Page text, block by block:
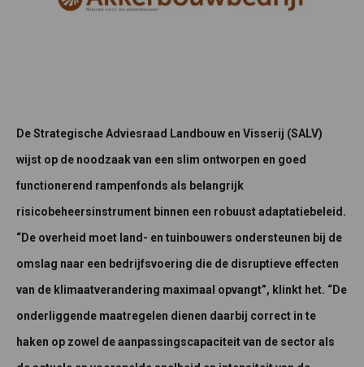
De Strategische Adviesraad Landbouw en Visserij (SALV)
wijst op de noodzaak van een slim ontworpen en goed
functionerend rampenfonds als belangrijk
risicobeheersinstrument binnen een robuust adaptatiebeleid.
“De overheid moet land- en tuinbouwers ondersteunen bij de
omslag naar een bedrijfsvoering die de disruptieve effecten
van de klimaatverandering maximaal opvangt”, klinkt het. “De
onderliggende maatregelen dienen daarbij correct in te
haken op zowel de aanpassingscapaciteit van de sector als